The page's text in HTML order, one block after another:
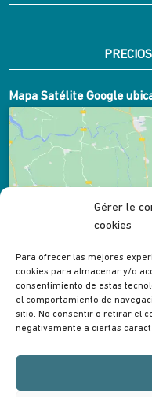
Gérer le
cookies
Para ofrecer las mejores
cookies para almacenar y/o
consentimiento de estas
el comportamiento de
sitio. No consentir o retirar el
negativamente a ciertas
Mapa Satélite Google
Cliquez pour